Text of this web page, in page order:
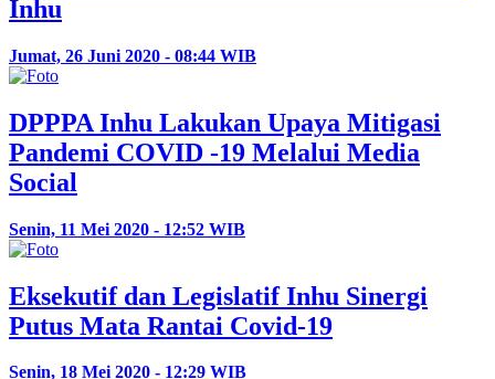
Inhu
Jumat, 26 Juni 2020 - 08:44 WIB
DPPPA Inhu Lakukan Upaya Mitigasi
Pandemi COVID -19 Melalui Media
Social
Senin, 11 Mei 2020 - 12:52 WIB
Eksekutif dan Legislatif Inhu Sinergi
Putus Mata Rantai Covid-19
Senin, 18 Mei 2020 - 12:29 WIB